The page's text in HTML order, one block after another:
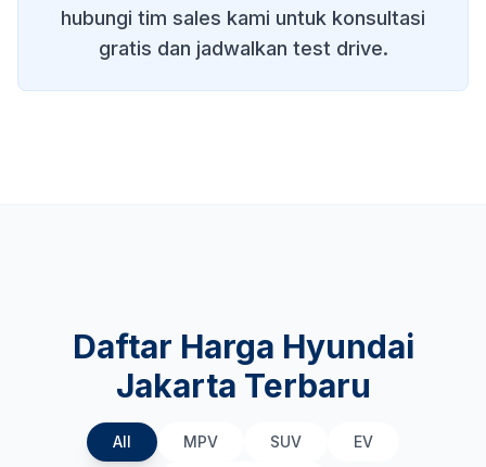
hubungi tim sales kami untuk konsultasi
gratis dan jadwalkan test drive.
Daftar Harga Hyundai
Jakarta Terbaru
All MPV SUV EV